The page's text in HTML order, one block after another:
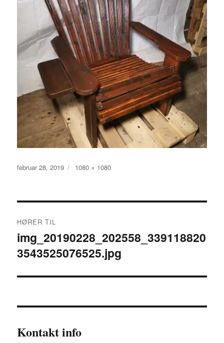
Publisert
februar 28, 2019
Full
1080 × 1080
HØRER TIL
img_20190228_202558_339118820
3543525076525.jpg
Kontakt info